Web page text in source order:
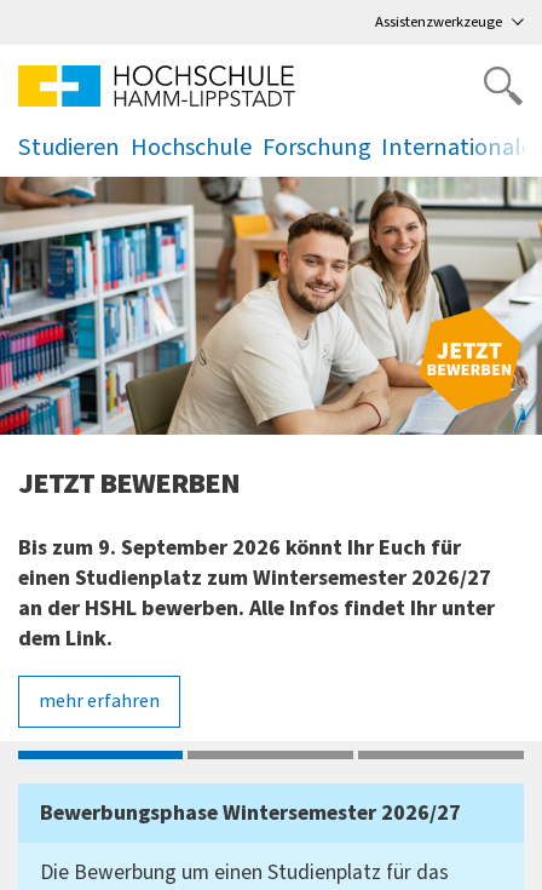
Assistenzwerkzeuge
Studieren
.
Hochschule
.
Forschung
. .
JETZT BEWERBEN
Bis zum 9. September 2026 könnt Ihr Euch für
einen Studienplatz zum Wintersemester 2026/27
an der HSHL bewerben. Alle Infos findet Ihr unter
dem Link.
mehr erfahren
1 2
3
Bewerbungsphase Wintersemester 2026/27
Die Bewerbung um einen Studienplatz für das